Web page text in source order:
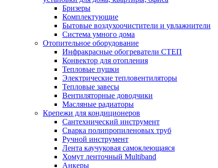
Бризеры
Комплектующие
Бытовые воздухоочистители и увлажнители
Система умного дома
Отопительное оборудование
Инфракрасные обогреватели СТЕП
Конвектор для отопления
Тепловые пушки
Электрические тепловентиляторы
Тепловые завесы
Вентиляторные доводчики
Масляные радиаторы
Крепежи для кондиционеров
Сантехнический инструмент
Сварка полипропиленовых труб
Ручной инструмент
Лента каучуковая самоклеющаяся
Хомут ленточный Multiband
Анкеры